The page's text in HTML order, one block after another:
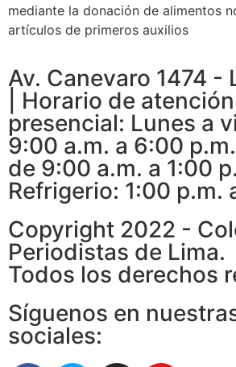
mediante la donación de alimentos
artículos de primeros auxilios
Av. Canevaro 1474 -
| Horario de atención
presencial: Lunes a
9:00 a.m. a 6:00
de 9:00 a.m. a 1:00
Refrigerio: 1:00 p.m.
Copyright 2022 -
Periodistas de Lima.
Todos los derechos
Síguenos en
sociales: